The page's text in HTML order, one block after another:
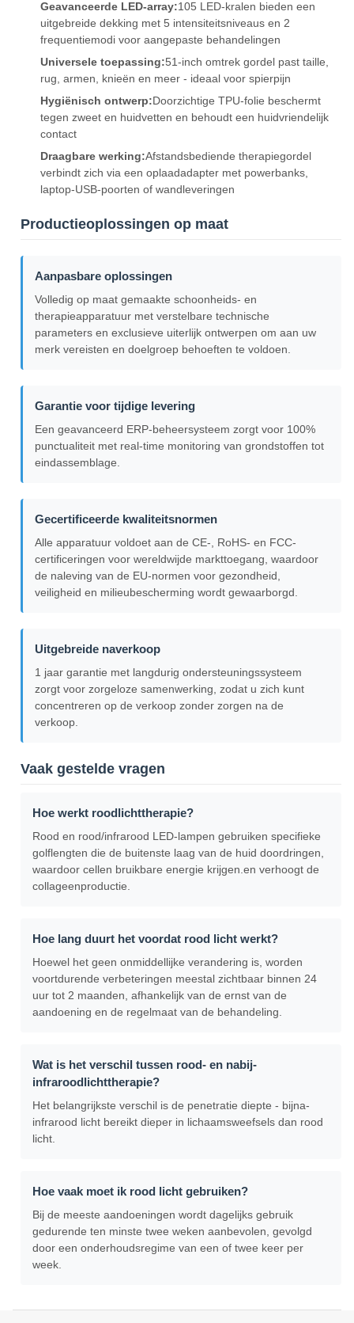
Geavanceerde LED-array:105 LED-kralen bieden een
uitgebreide dekking met 5 intensiteitsniveaus en 2
frequentiemodi voor aangepaste behandelingen
Universele toepassing:51-inch omtrek gordel past taille,
rug, armen, knieën en meer - ideaal voor spierpijn
Hygiënisch ontwerp:Doorzichtige TPU-folie beschermt
tegen zweet en huidvetten en behoudt een huidvriendelijk
contact
Draagbare werking:Afstandsbediende therapiegordel
verbindt zich via een oplaadadapter met powerbanks,
laptop-USB-poorten of wandleveringen
Productieoplossingen op maat
Aanpasbare oplossingen
Volledig op maat gemaakte schoonheids- en
therapieapparatuur met verstelbare technische
parameters en exclusieve uiterlijk ontwerpen om aan uw
merk vereisten en doelgroep behoeften te voldoen.
Garantie voor tijdige levering
Een geavanceerd ERP-beheersysteem zorgt voor 100%
punctualiteit met real-time monitoring van grondstoffen tot
eindassemblage.
Gecertificeerde kwaliteitsnormen
Alle apparatuur voldoet aan de CE-, RoHS- en FCC-
certificeringen voor wereldwijde markttoegang, waardoor
de naleving van de EU-normen voor gezondheid,
veiligheid en milieubescherming wordt gewaarborgd.
Uitgebreide naverkoop
1 jaar garantie met langdurig ondersteuningssysteem
zorgt voor zorgeloze samenwerking, zodat u zich kunt
concentreren op de verkoop zonder zorgen na de
verkoop.
Vaak gestelde vragen
Hoe werkt roodlichttherapie?
Rood en rood/infrarood LED-lampen gebruiken specifieke
golflengten die de buitenste laag van de huid doordringen,
waardoor cellen bruikbare energie krijgen.en verhoogt de
collageenproductie.
Hoe lang duurt het voordat rood licht werkt?
Hoewel het geen onmiddellijke verandering is, worden
voortdurende verbeteringen meestal zichtbaar binnen 24
uur tot 2 maanden, afhankelijk van de ernst van de
aandoening en de regelmaat van de behandeling.
Wat is het verschil tussen rood- en nabij-
infraroodlichttherapie?
Het belangrijkste verschil is de penetratie diepte - bijna-
infrarood licht bereikt dieper in lichaamsweefsels dan rood
licht.
Hoe vaak moet ik rood licht gebruiken?
Bij de meeste aandoeningen wordt dagelijks gebruik
gedurende ten minste twee weken aanbevolen, gevolgd
door een onderhoudsregime van een of twee keer per
week.